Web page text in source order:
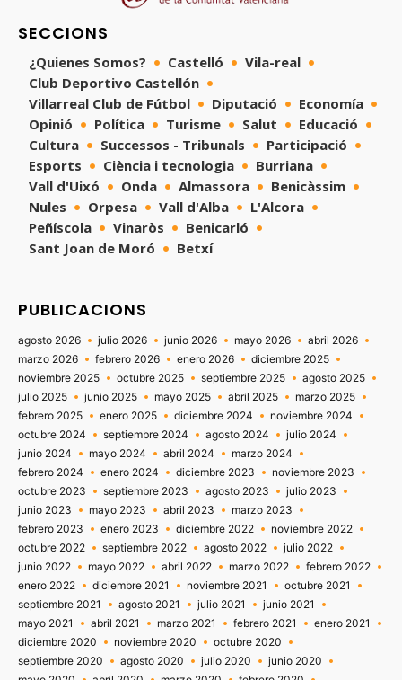
SECCIONS
¿Quienes Somos? Castelló
Vila-real
Club Deportivo Castellón
Villarreal Club de Fútbol
Diputació
Economía
Opinió
Política Turisme Salut
Educació
Cultura
Successos - Tribunals
Participació
Esports
Ciència i tecnologia
Burriana
Vall d'Uixó
Onda Almassora
Benicàssim
Nules
Orpesa Vall d'Alba
L'Alcora
Peñíscola
Vinaròs
Benicarló
Sant Joan de Moró
Betxí
PUBLICACIONS
agosto 2026 julio 2026 junio 2026 mayo 2026
abril 2026
marzo 2026
febrero 2026 enero 2026
diciembre 2025
noviembre 2025
octubre 2025 septiembre 2025
agosto 2025
julio 2025
junio 2025 mayo 2025 abril 2025
marzo 2025
febrero 2025
enero 2025 diciembre 2024
noviembre 2024
octubre 2024
septiembre 2024 agosto 2024
julio 2024
junio 2024
mayo 2024 abril 2024
marzo 2024
febrero 2024
enero 2024 diciembre 2023
noviembre 2023
octubre 2023
septiembre 2023 agosto 2023
julio 2023
junio 2023
mayo 2023 abril 2023
marzo 2023
febrero 2023
enero 2023 diciembre 2022
noviembre 2022
octubre 2022
septiembre 2022 agosto 2022
julio 2022
junio 2022
mayo 2022 abril 2022 marzo 2022
febrero 2022
enero 2022
diciembre 2021 noviembre 2021
octubre 2021
septiembre 2021
agosto 2021 julio 2021
junio 2021
mayo 2021
abril 2021 marzo 2021 febrero 2021
enero 2021
diciembre 2020
noviembre 2020
octubre 2020
septiembre 2020
agosto 2020 julio 2020
junio 2020